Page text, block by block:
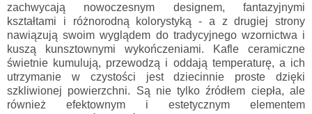
zachwycają nowoczesnym designem, fantazyjnymi
kształtami i różnorodną kolorystyką - a z drugiej strony
nawiązują swoim wyglądem do tradycyjnego wzornictwa i
kuszą kunsztownymi wykończeniami. Kafle ceramiczne
świetnie kumulują, przewodzą i oddają temperaturę, a ich
utrzymanie w czystości jest dziecinnie proste dzięki
szkliwionej powierzchni. Są nie tylko źródłem ciepła, ale
również efektownym i estetycznym elementem